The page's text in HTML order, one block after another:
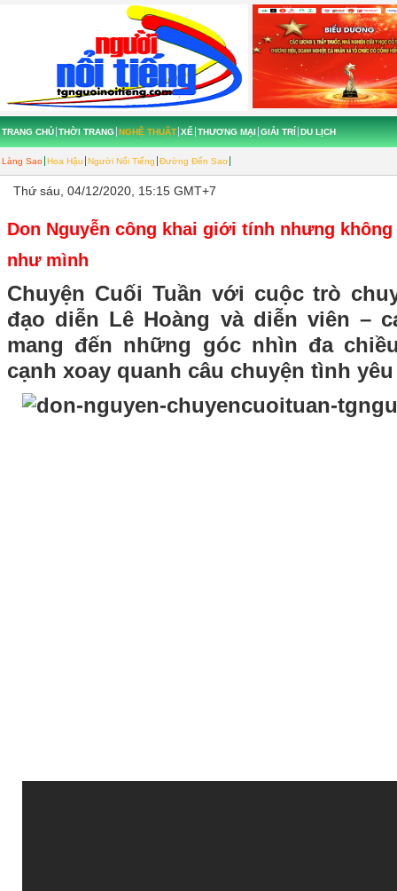
TRANG CHỦ THỜI TRANG NGHỆ THUẬT
Làng Sao Hoa Hậu Người Nổi Tiếng Đường Đến Sao
XẾ THƯƠNG MẠI GIẢI TRÍ DU LỊCH
Thứ sáu, 04/12/2020, 15:15 GMT+7
Don Nguyễn công khai giới tính nhưng
như mình
Chuyện Cuối Tuần với cuộc trò
đạo diễn Lê Hoàng và diễn viên –
mang đến những góc nhìn đa
cạnh xoay quanh câu chuyện tình